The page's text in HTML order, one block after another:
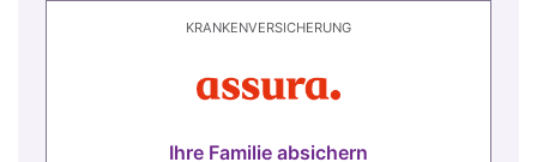
KRANKENVERSICHERUNG
Ihre Familie absichern